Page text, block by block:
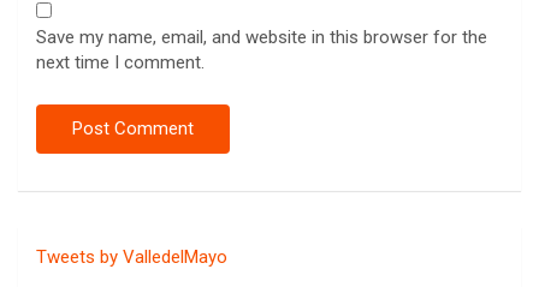
Save my name, email, and website in this browser for the
next time I comment.
Tweets by ValledelMayo